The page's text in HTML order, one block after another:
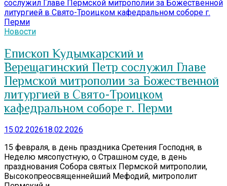
Новости
Епископ Кудымкарский и
Верещагинский Петр сослужил Главе
Пермской митрополии за Божественной
литургией в Свято-Троицком
кафедральном соборе г. Перми
15.02.202618.02.2026
15 февраля, в день праздника Сретения Господня, в
Неделю мясопустную, о Страшном суде, в день
празднования Собора святых Пермской митрополии,
Высокопреосвященнейший Мефодий, митрополит